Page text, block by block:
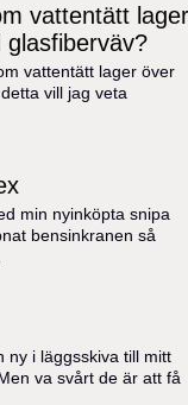
vattentätt lager
glasfiberväv?
vattentätt lager över
vill jag veta
min nyinköpta snipa
bensinkranen så
ny i läggsskiva till mitt
va svårt de är att få